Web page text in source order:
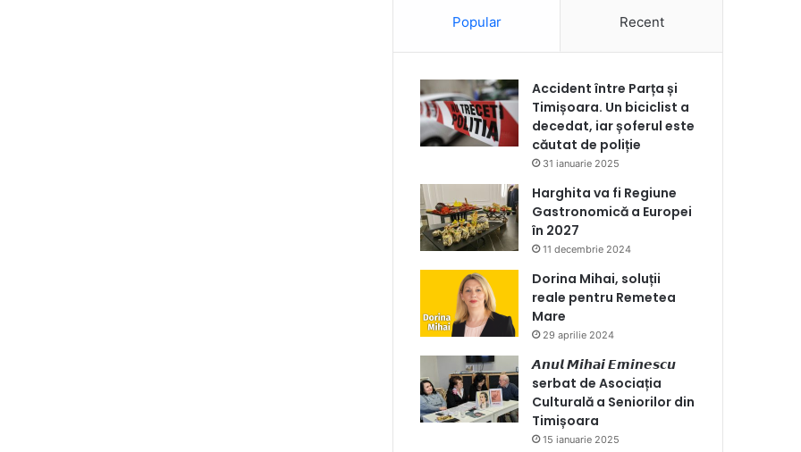
Popular Recent
Accident între Parța și
Timișoara. Un biciclist a
decedat, iar șoferul este
căutat de poliție
31 ianuarie 2025
Harghita va fi Regiune
Gastronomică a Europei
în 2027
11 decembrie 2024
Dorina Mihai, soluții
reale pentru Remetea
Mare
29 aprilie 2024
𝘼𝙣𝙪𝙡 𝙈𝙞𝙝𝙖𝙞 𝙀𝙢𝙞𝙣𝙚𝙨𝙘𝙪
serbat de Asociația
Culturală a Seniorilor din
Timișoara
15 ianuarie 2025